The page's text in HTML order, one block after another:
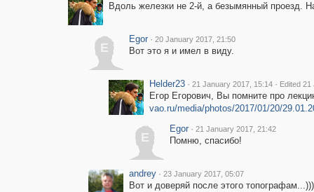
Вдоль железки не 2-й, а безымянный проезд.
E
Egor · 20 January 2017, 21:50
Вот это я и имел в виду.
Helder23 · 21 January 2017, 15:14 · Edited
Егор Егорович, Вы помните про
vao.ru/media/photos/2017/01/20/
E
Egor · 21 January 2017, 21:42
Помню, спасибо!
andrey · 23 January 2017, 05:07
Вот и доверяй после этого